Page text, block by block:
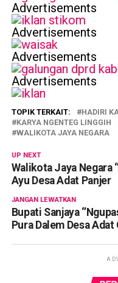
Advertisements
Advertisements
Advertisements
Advertisements
TOPIK TERKAIT:
HADIRI
KARYA NGENTEG LINGGIH
WALIKOTA JAYA NEGARA
UP NEXT
Walikota Jaya Negara
Ayu Desa Adat Panjer
JANGAN LEWATKAN
Bupati Sanjaya
Pura Dalem Desa